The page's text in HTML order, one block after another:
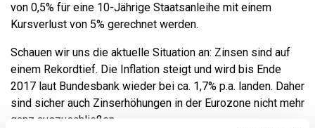
von 0,5% für eine 10-Jährige Staatsanleihe mit einem
Kursverlust von 5% gerechnet werden.
Schauen wir uns die aktuelle Situation an: Zinsen sind auf
einem Rekordtief. Die Inflation steigt und wird bis Ende
2017 laut Bundesbank wieder bei ca. 1,7% p.a. landen. Daher
sind sicher auch Zinserhöhungen in der Eurozone nicht mehr
ganz auszuschließen.